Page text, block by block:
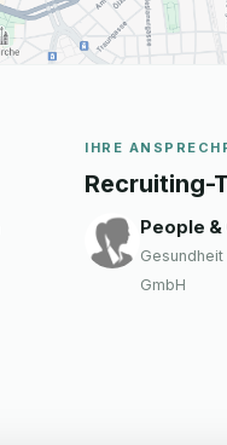
IHRE
Recruiting-
People &
GmbH